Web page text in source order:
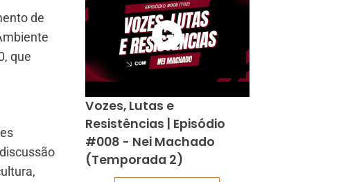
de
que
Vozes, Lutas e
Resistências | Episódio
#008 - Nei Machado
(Temporada 2)